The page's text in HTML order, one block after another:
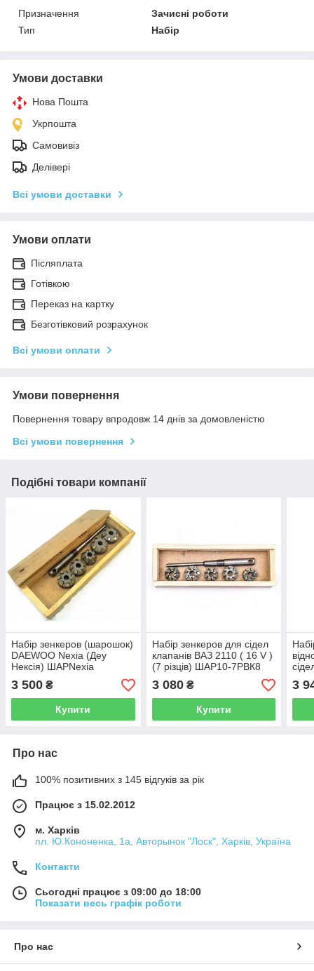
Призначення
Зачисні роботи
Тип
Набір
Умови доставки
Нова Пошта
Укрпошта
Самовивіз
Делівері
Всі умови доставки
Умови оплати
Післяплата
Готівкою
Переказ на картку
Безготівковий розрахунок
Всі умови оплати
Умови повернення
Повернення товару впродовж 14 днів за домовленістю
Всі умови повернення
Подібні товари компанії
Набір зенкеров (шарошок)
DAEWOO Nexia (Деу
Нексія) ШАРNexia
3 500 ₴
Купити
Набір зенкеров для сідел
клапанів ВАЗ 2110 ( 16 V )
(7 різців) ШАР10-7РВК8
3 080₴
Купити
3
Про нас
100% позитивних з 145 відгуків за рік
Працює з 15.02.2012
м. Харків
пл. Ю.Кононенка, 1а, Авторынок "Лоск", Харків, Україна
Контакти
Сьогодні працює з 09:00 до 18:00
Показати весь графік роботи
Про нас